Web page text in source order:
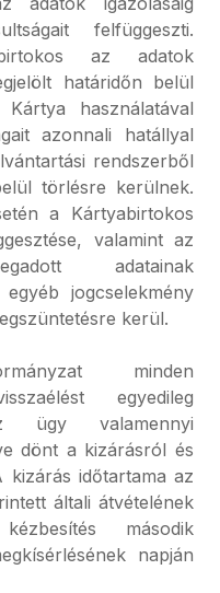
felfüggeszti.
az adatok
határidőn belül
használatával
azonnali hatállyal
rendszerből
törlésre kerülnek.
a Kártyabirtokos
valamint az
adatainak
jogcselekmény
kerül.
minden
egyedileg
ügy valamennyi
dönt a kizárásról és
kizárás időtartama az
általi átvételének
második
napján